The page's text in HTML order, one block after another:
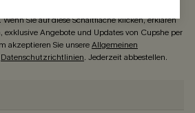
OHNE MBW! *Ein Code pro Bestellung.
Sie auf diese Schaltfläche klicken, erklären
exklusive Angebote und Updates von Cupshe per
akzeptieren Sie unsereAllgemeinen
Datenschutzrichtlinien. Jederzeit abbestellen.